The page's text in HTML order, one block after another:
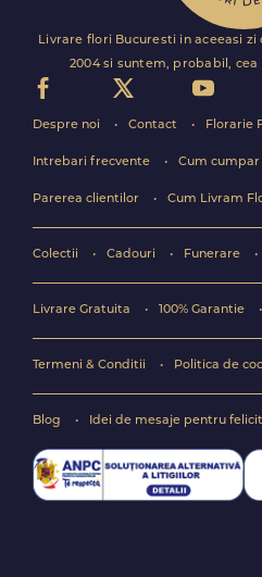
Livrare flori Bucuresti in aceeasi
2004 si suntem, probabil,
Despre noi Contact Florarie
Intrebari frecvente Cum cumpar
Parerea clientilor Cum Livram
Colectii Cadouri Funerare
Livrare Gratuita 100% Garantie
Termeni & Conditii Politica de
Blog Idei de mesaje pentru